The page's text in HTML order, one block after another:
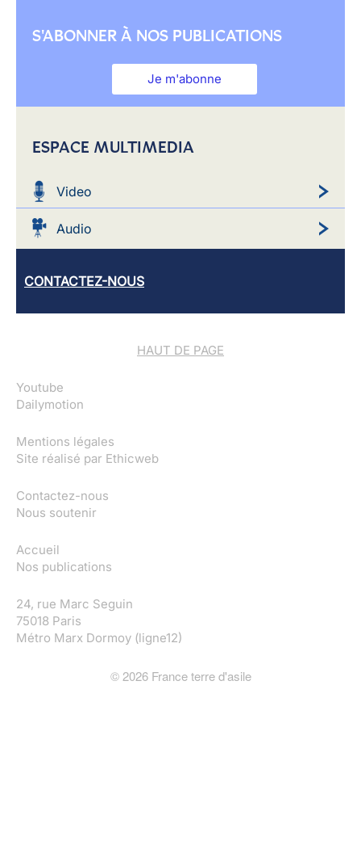
S'ABONNER À NOS PUBLICATIONS
Je m'abonne
ESPACE MULTIMEDIA
Video
Audio
CONTACTEZ-NOUS
HAUT DE PAGE
Youtube
Dailymotion
Mentions légales
Site réalisé par Ethicweb
Contactez-nous
Nous soutenir
Accueil
Nos publications
24, rue Marc Seguin
75018 Paris
Métro Marx Dormoy (ligne12)
©2026France terre d'asile